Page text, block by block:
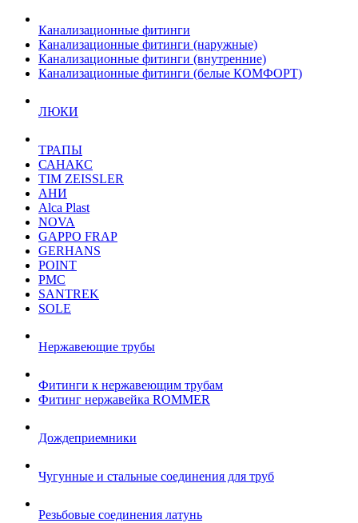
Канализационные фитинги
Канализационные фитинги (наружные)
Канализационные фитинги (внутренние)
Канализационные фитинги (белые КОМФОРТ)
ЛЮКИ
ТРАПЫ
САНАКС
TIM ZEISSLER
АНИ
Alca Plast
NOVA
GAPPO FRAP
GERHANS
POINT
РМС
SANTREK
SOLE
Нержавеющие трубы
Фитинги к нержавеющим трубам
Фитинг нержавейка ROMMER
Дождеприемники
Чугунные и стальные соединения для труб
Резьбовые соединения латунь